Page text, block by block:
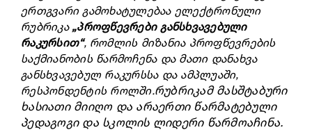
ერთგვარი გამოხატულებაა ელექტრონული
რუბრიკა„პროფწევრები განსხვავებული
რაკურსით“, რომლის მიზანია პროფწევრების
საქმიანობის წარმოჩენა და მათი დანახვა
განსხვავებულ რაკურსსა და ამპლუაში,
რესპონდენტის როლში.რუბრიკამ მასშტაბური
ხასიათი მიიღო და არაერთი წარმატებული
პედაგოგი და სკოლის ლიდერი წარმოაჩინა.